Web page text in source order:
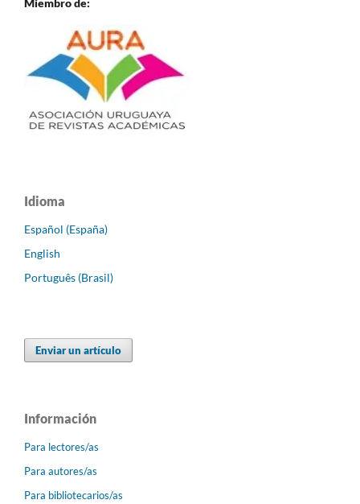
Miembro de:
Idioma
Español (España)
English
Português (Brasil)
Enviar un artículo
Información
Para lectores/as
Para autores/as
Para bibliotecarios/as